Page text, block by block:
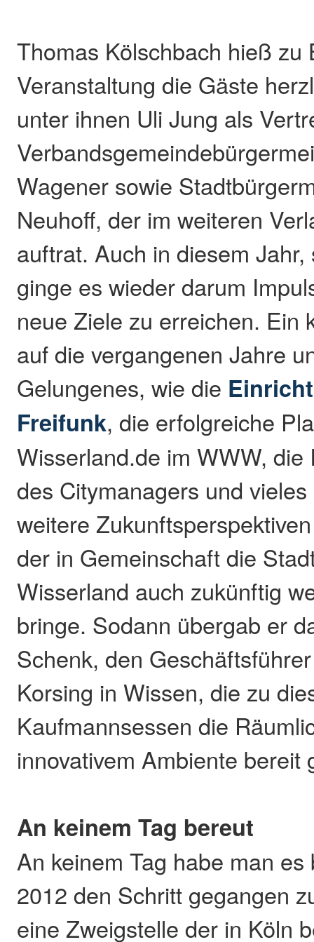
Thomas Kölschbach hieß zu
Veranstaltung die Gäste
unter ihnen Uli Jung als
Wagener sowie
Neuhoff, der im weiteren
auftrat. Auch in diesem
ginge es wieder darum
neue Ziele zu erreichen. Ein
auf die vergangenen Jahre
Gelungenes, wie die
Freifunk, die erfolgreiche
Wisserland.de im WWW,
des Citymanagers und
weitere
der in Gemeinschaft die
Wisserland auch zukünftig
bringe. Sodann übergab er
Schenk, den
Korsing in Wissen, die zu
Kaufmannsessen die
innovativem Ambiente bereit
An keinem Tag bereut
An keinem Tag habe man
2012 den Schritt gegangen
eine Zweigstelle der in Köln